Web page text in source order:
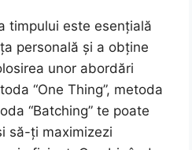
timpului este esențială
personală și a obține
unor abordări
“One Thing”, metoda
“Batching” te poate
să-ți maximizezi